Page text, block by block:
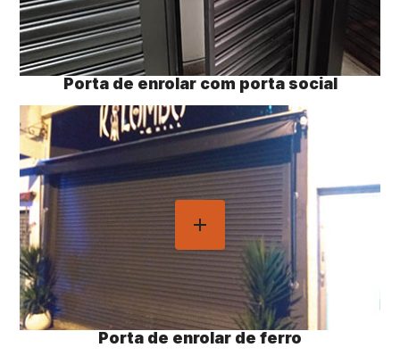
Porta de enrolar com porta social
Porta de enrolar de ferro